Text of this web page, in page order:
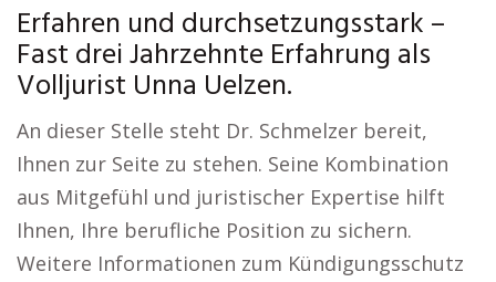
Erfahren und durchsetzungsstark –
Fast drei Jahrzehnte Erfahrung als
Volljurist Unna Uelzen.
An dieser Stelle steht Dr. Schmelzer bereit,
Ihnen zur Seite zu stehen. Seine Kombination
aus Mitgefühl und juristischer Expertise hilft
Ihnen, Ihre berufliche Position zu sichern.
Weitere Informationen zum Kündigungsschutz